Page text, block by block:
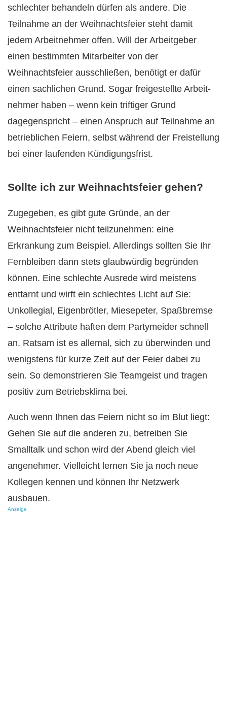
schlechter behandeln dürfen als andere. Die
Teilnahme an der Weihnachtsfeier steht damit
jedem Arbeitnehmer offen. Will der Arbeitgeber
einen bestimmten Mitarbeiter von der
Weihnachtsfeier ausschließen, benötigt er dafür
einen sachlichen Grund. Sogar freige­stellte Arbeit­
nehmer haben – wenn kein triftiger Grund
dagegenspricht – einen Anspruch auf Teilnahme an
betrieblichen Feiern, selbst während der Freistellung
bei einer laufenden Kündigungs­frist.
Sollte ich zur Weihnachtsfeier gehen?
Zugegeben, es gibt gute Gründe, an der
Weihnachtsfeier nicht teilzunehmen: eine
Erkrankung zum Beispiel. Allerdings sollten Sie Ihr
Fernbleiben dann stets glaubwürdig begründen
können. Eine schlechte Ausrede wird meistens
enttarnt und wirft ein schlechtes Licht auf Sie:
Unkollegial, Eigenbrötler, Miesepeter, Spaßbremse
– solche Attribute haften dem Partymeider schnell
an. Ratsam ist es allemal, sich zu überwinden und
wenigstens für kurze Zeit auf der Feier dabei zu
sein. So demonstrieren Sie Teamgeist und tragen
positiv zum Betriebsklima bei.
Auch wenn Ihnen das Feiern nicht so im Blut liegt:
Gehen Sie auf die anderen zu, betreiben Sie
Smalltalk und schon wird der Abend gleich viel
angenehmer. Vielleicht lernen Sie ja noch neue
Kollegen kennen und können Ihr Netzwerk
ausbauen.
Anzeige